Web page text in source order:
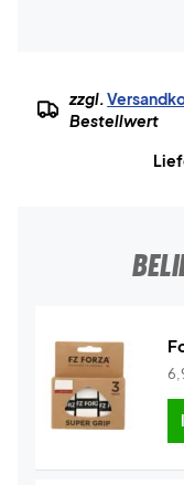
zzgl.
Bestellwert